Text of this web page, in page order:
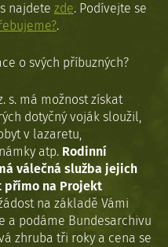
najdete zde. Podívejte se
.
o svých příbuzných?
s. má možnost získat
dotyčný voják sloužil,
v lazaretu,
atp. Rodinní
válečná služba jejich
přímo na Projekt
na základě Vámi
a podáme Bundesarchivu
zhruba tři roky a cena se